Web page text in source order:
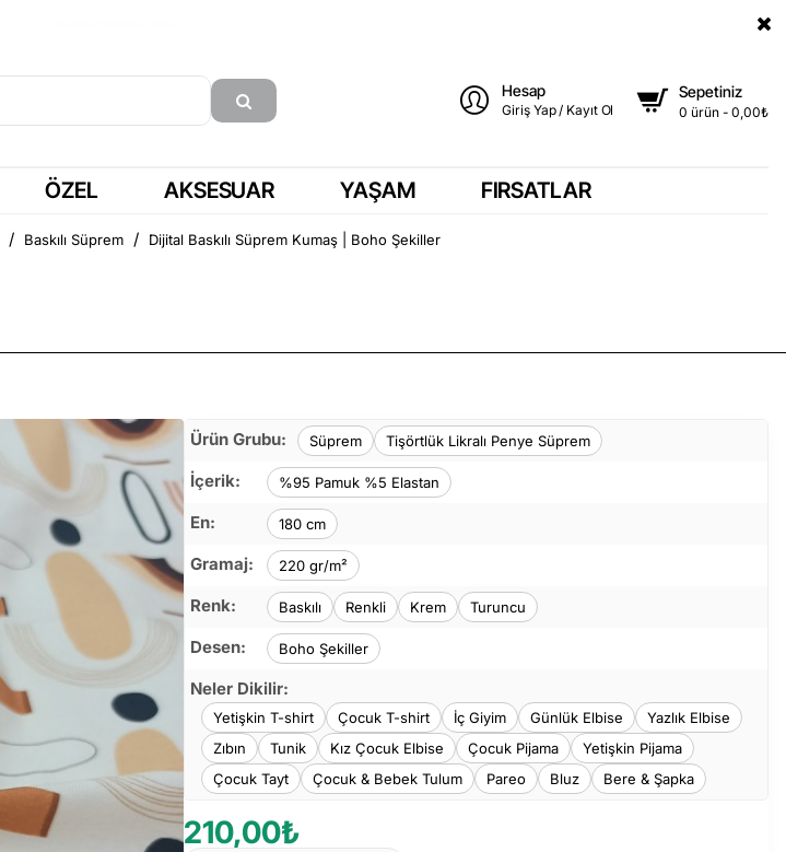
Hesap
Giriş Yap / Kayıt Ol
Sepetiniz
0 ürün - 0,00₺
ÖZEL AKSESUAR YAŞAM FIRSATLAR
Baskılı Süprem Dijital Baskılı Süprem Kumaş | Boho Şekiller
Ürün Grubu: Süprem Tişörtlük Likralı Penye Süprem
İçerik: %95 Pamuk %5 Elastan
En: 180 cm
Gramaj: 220 gr/m²
Renk: Baskılı Renkli Krem Turuncu
Desen: Boho Şekiller
Neler Dikilir:
Yetişkin T-shirt Çocuk T-shirt İç Giyim Günlük Elbise
Yazlık Elbise
Zıbın
Tunik Kız Çocuk Elbise Çocuk Pijama
Yetişkin Pijama
Çocuk Tayt
Çocuk & Bebek Tulum Pareo Bluz Bere & Şapka
210,00₺